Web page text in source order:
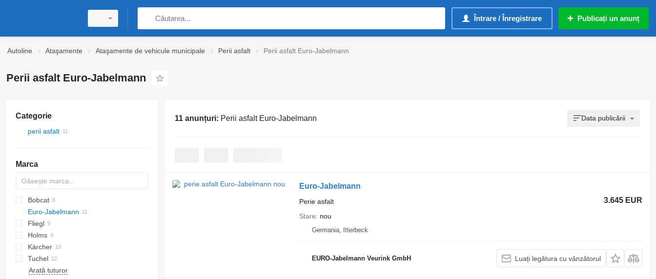
Întrare / Înregistrare Publicați un anunț
Autoline Ataşamente Ataşamente de vehicule municipale Perii asfalt Perii asfalt Euro-Jabelmann
Perii asfalt Euro-Jabelmann
Categorie
perii asfalt
Marca
Bobcat
CK
MT
Euro-Jabelmann
Fliegl
Citymaster
Holms
R-series
Robot
Kärcher
Turbonet
Challenger
Swingo
Tuchel
W-series
Arată tuturor
11 anunțuri: Perii asfalt Euro-Jabelmann Data publicării
Euro-Jabelmann
3.645 EUR
Perie asfalt
Stare
nou
Germania, Itterbeck
EURO-Jabelmann Veurink GmbH Luați legătura cu vânzătorul